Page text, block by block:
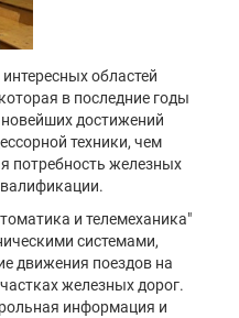
областей
в последние годы
новейших достижений
техники, чем
потребность железных
и телемеханика"
системами,
движения поездов на
железных дорог.
информация и